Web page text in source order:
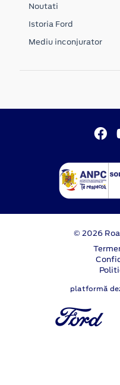
Noutati
Istoria Ford
Mediu inconjurator
© 2026
platformă